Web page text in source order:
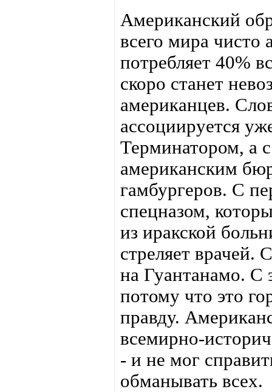
Американский
всего мира
потребляет 40%
скоро станет
американцев.
ассоциируется
Терминатором, а
американским
гамбургеров. С
спецназом,
из иракской
стреляет врачей.
на Гуантанамо. С
потому что это
правду.
всемирно-
- и не мог
обманывать